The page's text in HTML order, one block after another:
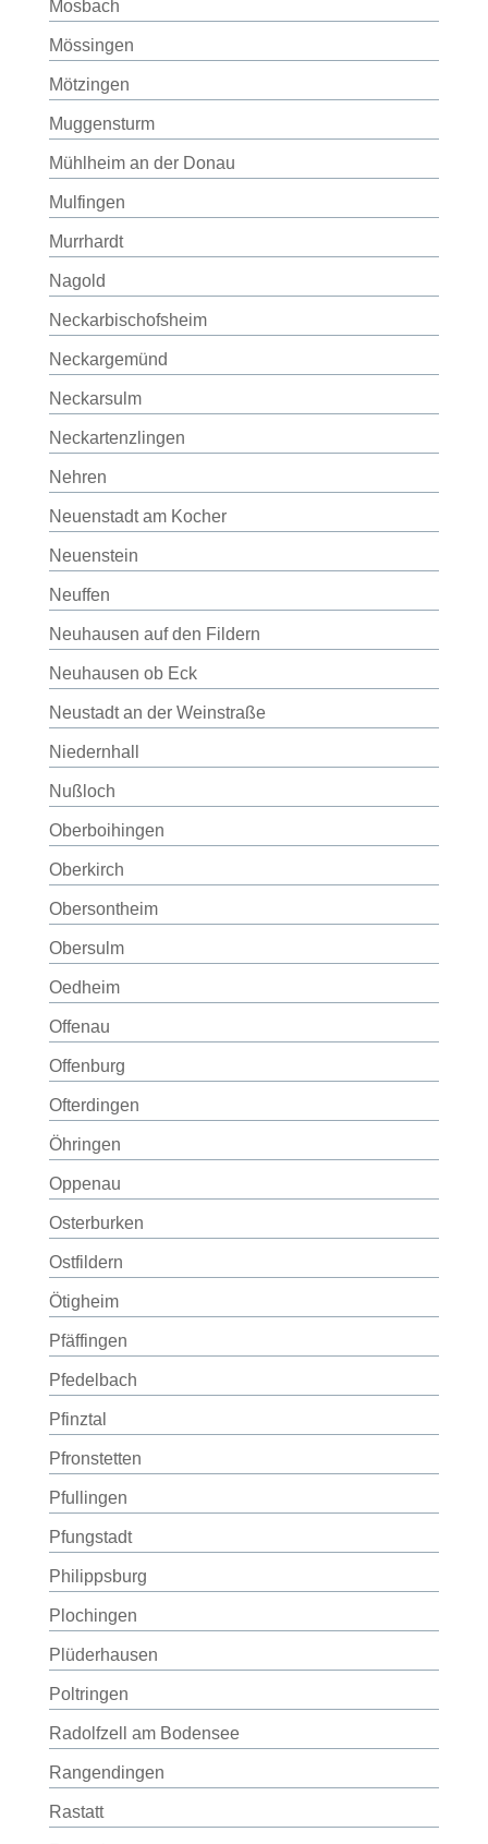
Mosbach
Mössingen
Mötzingen
Muggensturm
Mühlheim an der Donau
Mulfingen
Murrhardt
Nagold
Neckarbischofsheim
Neckargemünd
Neckarsulm
Neckartenzlingen
Nehren
Neuenstadt am Kocher
Neuenstein
Neuffen
Neuhausen auf den Fildern
Neuhausen ob Eck
Neustadt an der Weinstraße
Niedernhall
Nußloch
Oberboihingen
Oberkirch
Obersontheim
Obersulm
Oedheim
Offenau
Offenburg
Ofterdingen
Öhringen
Oppenau
Osterburken
Ostfildern
Ötigheim
Pfäffingen
Pfedelbach
Pfinztal
Pfronstetten
Pfullingen
Pfungstadt
Philippsburg
Plochingen
Plüderhausen
Poltringen
Radolfzell am Bodensee
Rangendingen
Rastatt